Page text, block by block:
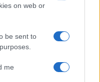
on web or
be sent to
me
μπουχτισμένη»